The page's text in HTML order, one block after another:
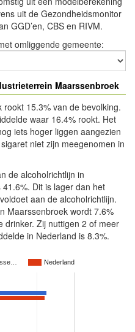
uit de Gezondheidsmonitor
GGD’en, CBS en RIVM.
omliggende gemeente:
Maarssenbroek
15.3% van de bevolking.
waar 16.4% rookt. Het
iets hoger liggen aangezien
niet zijn meegenomen in
de alcoholrichtlijn in
Dit is lager dan het
aan de alcoholrichtlijn.
Maarssenbroek wordt 7.6%
drinker. Zij nuttigen 2 of meer
in Nederland is 8.3%.
Nederland